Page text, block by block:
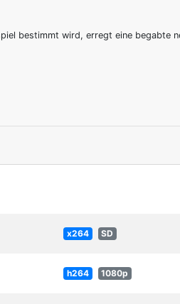
bestimmt wird, erregt eine begabte
x264 SD
h264 1080p